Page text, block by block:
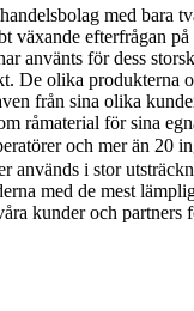
med bara
efterfrågan
använts för dess
olika produkterna
från sina olika
råmaterial för sina
och mer än 20
i stor
med de mest
kunder och partners